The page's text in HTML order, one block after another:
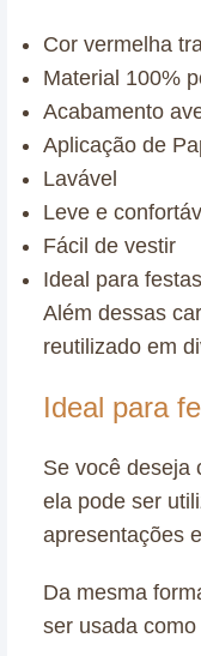
Cor vermelha
Material 100%
Acabamento
Aplicação de
Lavável
Leve e
Fácil de vestir
Ideal para
Além dessas
reutilizado em
Ideal para
Se você deseja
ela pode ser
apresentações
Da mesma
ser usada